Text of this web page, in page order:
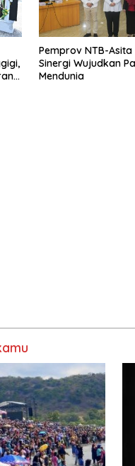
Pemprov NTB-Asita
Sinergi Wujudkan
Mendunia